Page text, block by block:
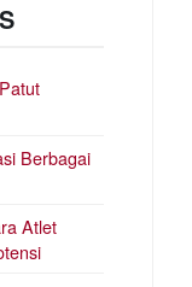
Berbagai
Atlet